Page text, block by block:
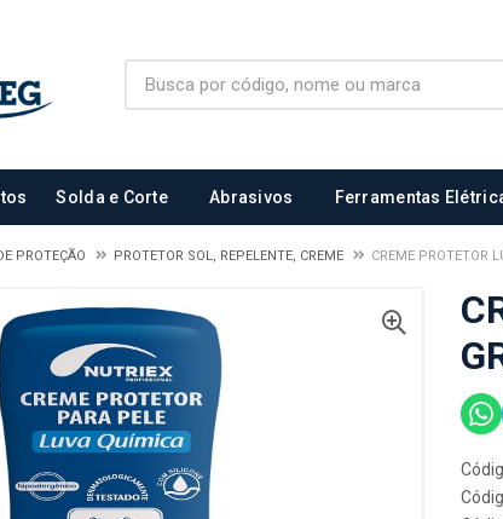
Solda e Corte Abrasivos Ferramentas
PROTEÇÃO PROTETOR SOL, REPELENTE, CREME CREME PROTETOR